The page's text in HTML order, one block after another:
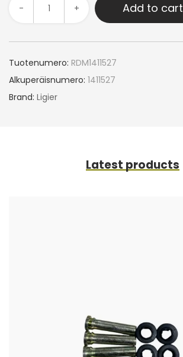
- + Add to cart
Tuotenumero: RDM1411527
Alkuperäisnumero: 1411527
Brand: Ligier
Latest products